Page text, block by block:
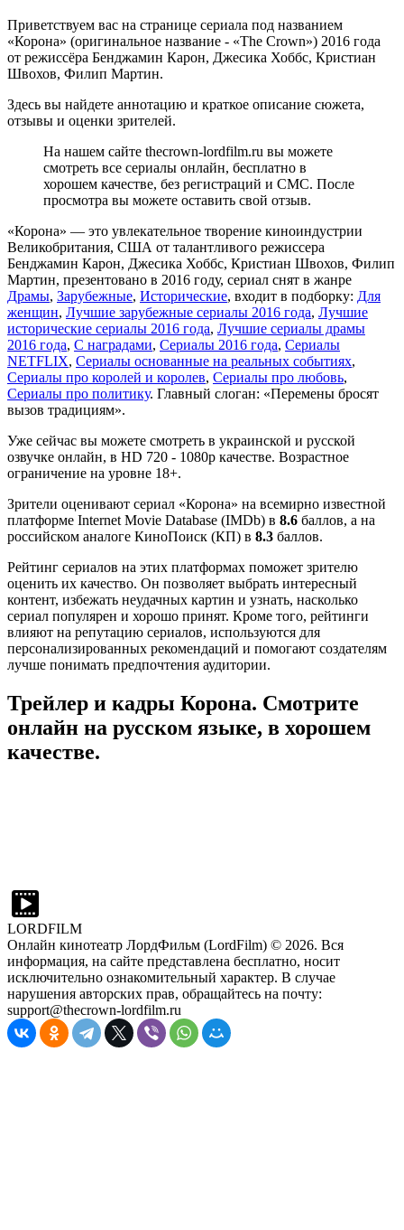
Приветствуем вас на странице сериала под названием
«Корона» (оригинальное название - «The Crown») 2016 года
от режиссёра Бенджамин Карон, Джесика Хоббс, Кристиан
Швохов, Филип Мартин.
Здесь вы найдете аннотацию и краткое описание сюжета,
отзывы и оценки зрителей.
На нашем сайте thecrown-lordfilm.ru вы можете
смотреть все сериалы онлайн, бесплатно в
хорошем качестве, без регистраций и СМС. После
просмотра вы можете оставить свой отзыв.
«Корона» — это увлекательное творение киноиндустрии
Великобритания, США от талантливого режиссера
Бенджамин Карон, Джесика Хоббс, Кристиан Швохов, Филип
Мартин, презентовано в 2016 году, сериал снят в жанре
Драмы, Зарубежные, Исторические, входит в подборку: Для
женщин, Лучшие зарубежные сериалы 2016 года, Лучшие
исторические сериалы 2016 года, Лучшие сериалы драмы
2016 года, С наградами, Сериалы 2016 года, Сериалы
NETFLIX, Сериалы основанные на реальных событиях,
Сериалы про королей и королев, Сериалы про любовь,
Сериалы про политику. Главный слоган: «Перемены бросят
вызов традициям».
Уже сейчас вы можете смотреть в украинской и русской
озвучке онлайн, в HD 720 - 1080p качестве. Возрастное
ограничение на уровне 18+.
Зрители оценивают сериал «Корона» на всемирно известной
платформе Internet Movie Database (IMDb) в 8.6 баллов, а на
российском аналоге КиноПоиск (КП) в 8.3 баллов.
Рейтинг сериалов на этих платформах поможет зрителю
оценить их качество. Он позволяет выбрать интересный
контент, избежать неудачных картин и узнать, насколько
сериал популярен и хорошо принят. Кроме того, рейтинги
влияют на репутацию сериалов, используются для
персонализированных рекомендаций и помогают создателям
лучше понимать предпочтения аудитории.
Трейлер и кадры Корона. Смотрите
онлайн на русском языке, в хорошем
качестве.
LORDFILM
Онлайн кинотеатр ЛордФильм (LordFilm) © 2026. Вся
информация, на сайте представлена бесплатно, носит
исключительно ознакомительный характер. В случае
нарушения авторских прав, обращайтесь на почту:
support@thecrown-lordfilm.ru